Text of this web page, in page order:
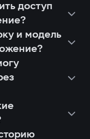
поездок.
атаки» даже
ключа.
по метке
—
через
о
качества
работы и
Gazer
и
доступ
и модель